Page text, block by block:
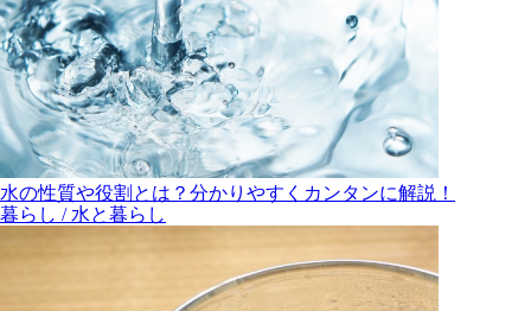
水の性質や役割とは？分かりやすくカンタンに解説！
暮らし / 水と暮らし